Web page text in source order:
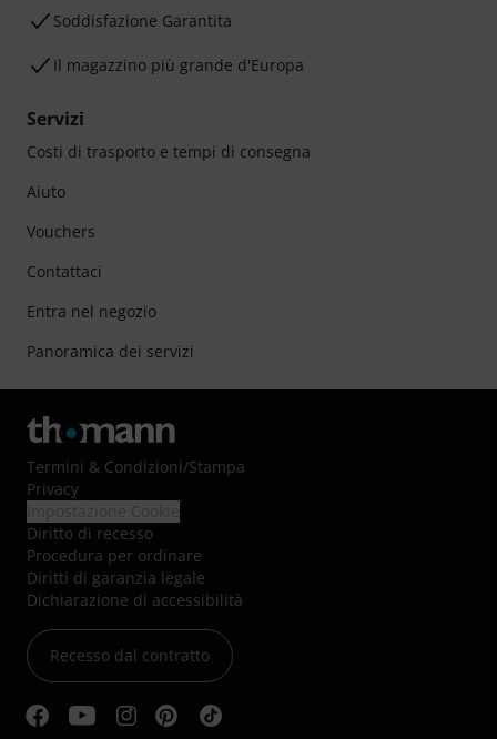
Soddisfazione Garantita
Il magazzino più grande d'Europa
Servizi
Costi di trasporto e tempi di consegna
Aiuto
Vouchers
Contattaci
Entra nel negozio
Panoramica dei servizi
Termini & Condizioni/Stampa
Privacy
Diritto di recesso
Procedura per ordinare
Diritti di garanzia legale
Dichiarazione di accessibilità
Recesso dal contratto